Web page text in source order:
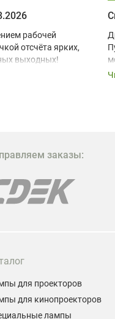
рабочей
отсчёта ярких,
выходных!
заказы:
для проекторов
для кинопроекторов
лампы